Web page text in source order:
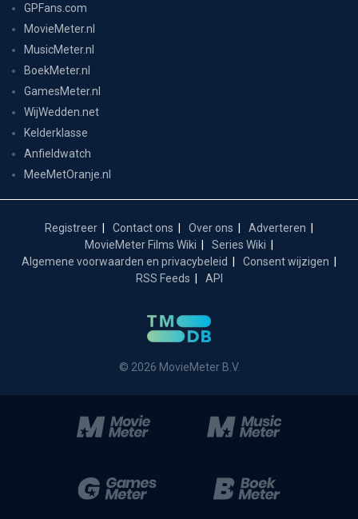
GPFans.com
MovieMeter.nl
MusicMeter.nl
BoekMeter.nl
GamesMeter.nl
WijWedden.net
Kelderklasse
Anfieldwatch
MeeMetOranje.nl
Registreer Contact ons Over ons
Adverteren
MovieMeter Films Wiki
Series Wiki
Algemene voorwaarden en privacybeleid
Consent wijzigen
RSS Feeds
API
© 2026 MovieMeter B.V.